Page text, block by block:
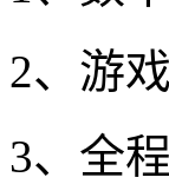
2、游
3、全